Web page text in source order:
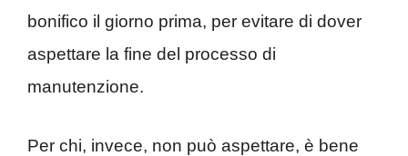
bonifico il giorno prima, per evitare di dover
aspettare la fine del processo di
manutenzione.
Per chi, invece, non può aspettare, è bene